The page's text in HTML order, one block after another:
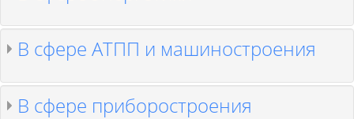
В сфере АТПП и машиностроения
В сфере приборостроения